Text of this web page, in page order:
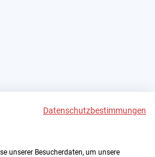
Datenschutzbestimmungen
unserer Besucherdaten, um unsere